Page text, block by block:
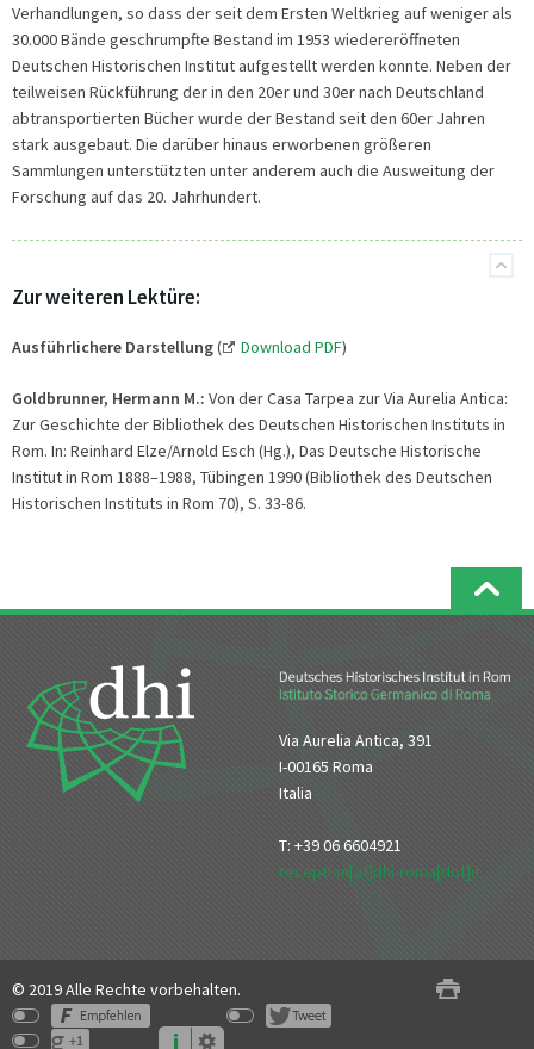
Verhandlungen, so dass der seit dem Ersten Weltkrieg auf weniger als
30.000 Bände geschrumpfte Bestand im 1953 wiedereröffneten
Deutschen Historischen Institut aufgestellt werden konnte. Neben der
teilweisen Rückführung der in den 20er und 30er nach Deutschland
abtransportierten Bücher wurde der Bestand seit den 60er Jahren
stark ausgebaut. Die darüber hinaus erworbenen größeren
Sammlungen unterstützten unter anderem auch die Ausweitung der
Forschung auf das 20. Jahrhundert.
Zur weiteren Lektüre:
Ausführlichere Darstellung( Download PDF)
Goldbrunner, Hermann M.: Von der Casa Tarpea zur Via Aurelia Antica:
Zur Geschichte der Bibliothek des Deutschen Historischen Instituts in
Rom. In: Reinhard Elze/Arnold Esch (Hg.), Das Deutsche Historische
Institut in Rom 1888–1988, Tübingen 1990 (Bibliothek des Deutschen
Historischen Instituts in Rom 70), S. 33-86.
Via Aurelia Antica, 391
I-00165 Roma
Italia
T: +39 06 6604921
reception[at]dhi-roma[dot]it
© 2019 Alle Rechte vorbehalten.